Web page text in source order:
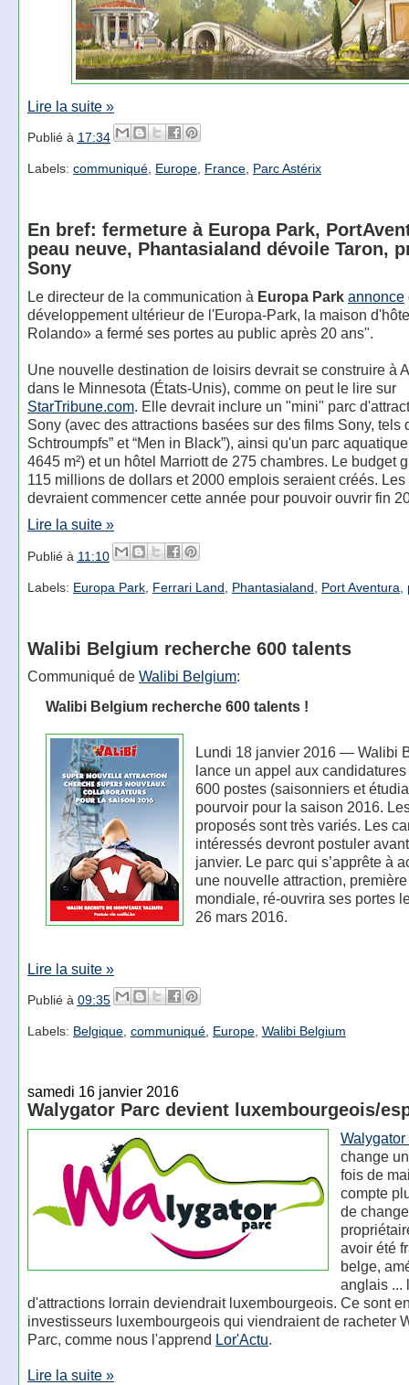
Lire la suite »
Publié à 17:34
Labels: communiqué, Europe, France, Parc Astérix
En bref: fermeture à Europa Park,
peau neuve, Phantasialand dévoile Taron,
Sony
Le directeur de la communication à Europa Park annonce
développement ultérieur de l'Europa-Park, la maison
Rolando» a fermé ses portes au public après 20 ans".
Une nouvelle destination de loisirs devrait se construire à
dans le Minnesota (États-Unis), comme on peut le lire sur
StarTribune.com. Elle devrait inclure un "mini" parc
Sony (avec des attractions basées sur des films Sony, tels
Schtroumpfs” et “Men in Black”), ainsi qu'un parc
4645 m²) et un hôtel Marriott de 275 chambres. Le budget
115 millions de dollars et 2000 emplois seraient créés. Les
devraient commencer cette année pour pouvoir ouvrir fin
Lire la suite »
Publié à 11:10
Labels: Europa Park, Ferrari Land Phantasialand Port Aventura
Walibi Belgium recherche 600 talents
Communiqué de Walibi Belgium:
Walibi Belgium recherche 600 talents !
Lundi 18 janvier 2016 — Walibi
lance un appel aux
600 postes (saisonniers et
pourvoir pour la saison 2016.
proposés sont très variés. Les
intéressés devront postuler
janvier. Le parc qui s’apprête à
une nouvelle attraction, première
mondiale, ré-ouvrira ses portes
26 mars 2016.
Lire la suite »
Publié à 09:35
Labels: Belgique, communiqué, Europe, Walibi Belgium
samedi 16 janvier 2016
Walygator Parc devient luxembourgeois/
Walygator
change
fois de
compte
de
avoir été
belge,
anglais ...
d'attractions lorrain deviendrait luxembourgeois. Ce sont
investisseurs luxembourgeois qui viendraient de racheter
Parc, comme nous l'apprend Lor'Actu.
Lire la suite »